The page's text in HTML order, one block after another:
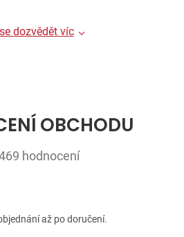
dozvědět víc
OBCHODU
hodnocení
je 5 z 5 hvězdiček.
až po doručení.